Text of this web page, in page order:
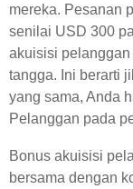
mereka. Pesanan
senilai USD 300
akuisisi
tangga. Ini berarti
yang sama, Anda
Pelanggan pada
Bonus akuisisi
bersama dengan